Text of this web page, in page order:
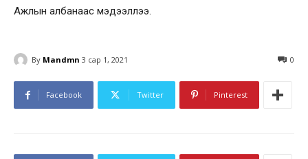
Ажлын албанаас мэдээллээ.
By Mandmn 3 сар 1, 2021 0
Facebook Twitter Pinterest